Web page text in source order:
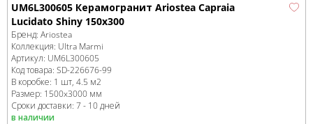
UM6L300605 Керамогранит Ariostea Capraia
Lucidato Shiny 150x300
Бренд: Ariostea
Коллекция: Ultra Marmi
Артикул: UM6L300605
Код товара: SD-226676-99
В коробке: 1 шт, 4.5 м2
Размер: 1500x3000 мм
Сроки доставки: 7 - 10 дней
в наличии